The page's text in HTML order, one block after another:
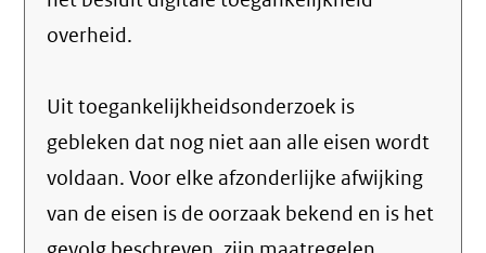
overheid.
Uit toegankelijkheidsonderzoek is
gebleken dat nog niet aan alle eisen wordt
voldaan. Voor elke afzonderlijke afwijking
van de eisen is de oorzaak bekend en is het